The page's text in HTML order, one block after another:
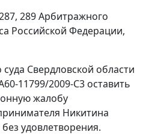
, 289Арбитражного
Российской Федерации,
Свердловской области
11799/2009-С3 оставить
жалобу
Никитина
удовлетворения.